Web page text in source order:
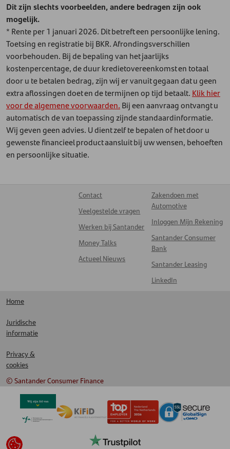
Dit zijn slechts voorbeelden, andere bedragen zijn ook
mogelijk.
* Rente per 1 januari 2026. Dit betreft een persoonlijke lening.
Toetsing en registratie bij BKR. Afrondingsverschillen
voorbehouden. Bij de bepaling van het jaarlijks
kostenpercentage, de duur kredietovereenkomst en totaal
door u te betalen bedrag, zijn wij er vanuit gegaan dat u geen
extra aflossingen doet en de termijnen op tijd betaalt. Klik hier
voor de algemene voorwaarden. Bij een aanvraag ontvangt u
automatisch de van toepassing zijnde standaardinformatie.
Wij geven geen advies. U dient zelf te bepalen of het door u
gewenste financieel product aansluit bij uw wensen, behoeften
en persoonlijke situatie.
Contact
Veelgestelde vragen
Werken bij Santander
Money Talks
Actueel Nieuws
Zakendoen met
Automotive
Inloggen Mijn Rekening
Santander Consumer
Bank
Santander Leasing
LinkedIn
Home
Juridische
informatie
Privacy &
cookies
© Santander Consumer Finance